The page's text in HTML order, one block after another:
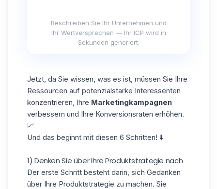
Beschreiben Sie Ihr Unternehmen und
Ihr Wertversprechen — Ihr ICP wird in
Sekunden generiert.
Jetzt, da Sie wissen, was es ist, müssen Sie Ihre
Ressourcen auf potenzialstarke Interessenten
konzentrieren, Ihre Marketingkampagnen
verbessern und Ihre Konversionsraten erhöhen.
📈
Und das beginnt mit diesen 6 Schritten! ⬇️
1) Denken Sie über Ihre Produktstrategie nach
Der erste Schritt besteht darin, sich Gedanken
über Ihre Produktstrategie zu machen. Sie